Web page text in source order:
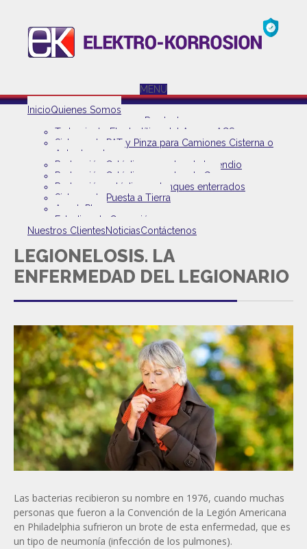
MENU
InicioQuienes Somos
Productos
Tratamiento Electrolítico del Agua – ACS
Sistema de PAT y Pinza para Camiones Cisterna o
Autoelevadores
Protección Catódica en redes de Incendio
Protección Catódica en redes de Gas
Protección catódica en tanques enterrados
Sistema de Puesta a Tierra
AnodoPlus+
Estudios de Corrosión
Nuestros ClientesNoticiasContáctenos
LEGIONELOSIS. LA
ENFERMEDAD DEL LEGIONARIO
Las bacterias recibieron su nombre en 1976, cuando muchas
personas que fueron a la Convención de la Legión Americana
en Philadelphia sufrieron un brote de esta enfermedad, que es
un tipo de neumonía (infección de los pulmones).